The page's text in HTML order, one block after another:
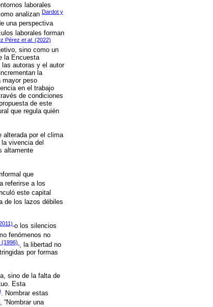
laborales
analizan Dardot y
una perspectiva
laborales forman
Pérez et al. (2022)
sino como un
la Encuesta
las autoras y el autor
la
mayor peso
en el trabajo
de condiciones
de este
que regula quién
alterada por el clima
vivencia del
altamente
que
referirse a los
este capital
de los lazos débiles
o los silencios
fenómenos no
(1996) , la libertad no
por formas
sino de la falta de
Esta
. Nombrar estas
, “Nombrar una